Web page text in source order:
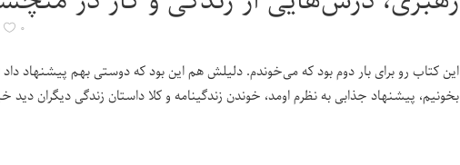
۰
این کتاب رو برای بار دوم بود که می‌خوندم. دلیلش هم این بود که دوستی بهم پیشنهاد
بخونیم، پیشنهاد جذابی به نظرم اومد، خوندن زندگینامه و کلا داستان زندگی دیگران دید